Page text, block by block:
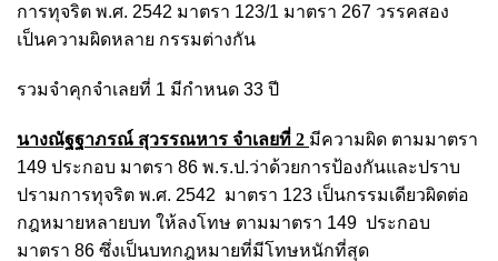
การทุจริต พ.ศ. 2542 มาตรา 123/1 มาตรา 267 วรรคสอง
เป็นความผิดหลาย กรรมต่างกัน
รวมจำคุกจำเลยที่ 1 มีกำหนด 33 ปี
นางณัฐฐาภรณ์ สุวรรณหาร จำเลยที่ 2 มีความผิด ตามมาตรา
149 ประกอบ มาตรา 86 พ.ร.ป.ว่าด้วยการป้องกันและปราบ
ปรามการทุจริต พ.ศ. 2542 มาตรา 123 เป็นกรรมเดียวผิดต่อ
กฎหมายหลายบท ให้ลงโทษ ตามมาตรา 149 ประกอบ
มาตรา 86 ซึ่งเป็นบทกฎหมายที่มีโทษหนักที่สุด